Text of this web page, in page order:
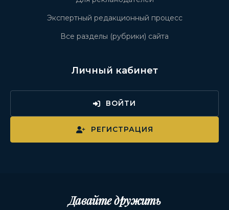
Экспертный редакционный процесс
Все разделы (рубрики) сайта
Личный кабинет
ВОЙТИ
РЕГИСТРАЦИЯ
Давайте дружить